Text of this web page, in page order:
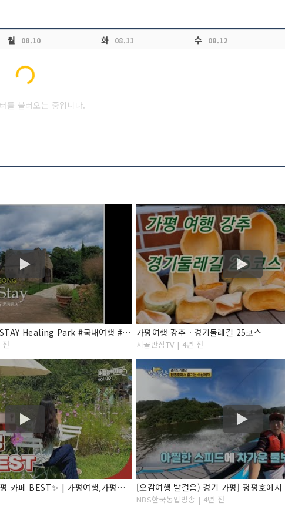
월 08.10 화 08.11 수 08.12
Loading...
를 불러오는 중입니다.
[가평] 더 스테이 The STAY Healing Park #국내여행 #경기여행 #가평여행 가평여행 강추ㆍ경기둘레길 25코스
시골반장TV | 4년 전
서울 근교 핫플 경기 가평 카페 BEST✨ | 가평여행,가평가볼만한곳,가평여행코스,경기도가볼만한곳, 서울근교가볼만한곳,가평카페,서울근교드라이브,서울근교카페,경기도카페,가평데이트
NBS한국농업방송 | 4년 전